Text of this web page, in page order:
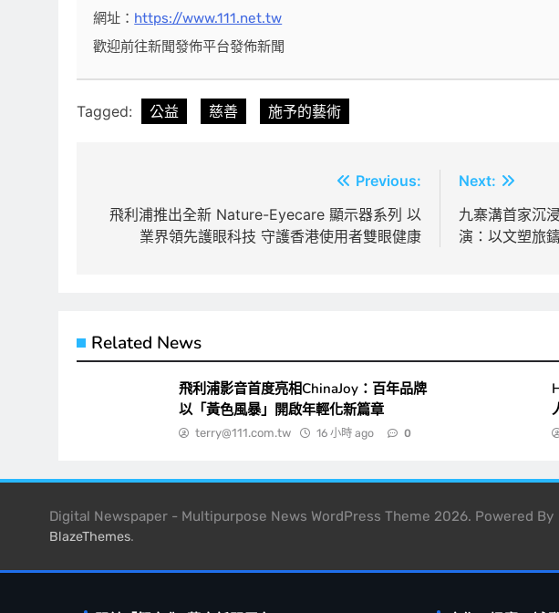
網址： https://www.111.net.tw
歡迎前往新聞發佈平台發佈新聞
Tagged: 公益 慈善 施予的藝術
章
Previous:
飛利浦推出全新 Nature-Eyecare 顯示器系列 以
業界領先護眼科技 守護香港使用者雙眼健康
Next:
九寨溝首家沉
演：以文塑旅
Related News
飛利浦影音首度亮相ChinaJoy：百年品牌
以「黃色風暴」開啟年輕化新篇章
terry@111.com.tw 16 小時 ago 0
Digital Newspaper - Multipurpose News WordPress Theme 2026. Powered By
BlazeThemes.